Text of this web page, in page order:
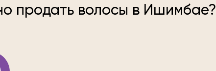
продать волосы в Ишимбае?